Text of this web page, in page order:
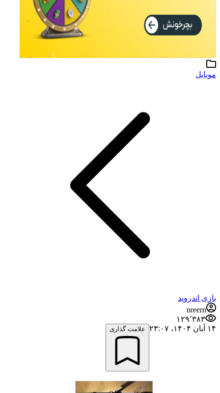
موبایل
بازی اندروید
nreern
۱۲۹٬۳۸۳
۱۴ آبان ۱۴۰۴،‏ ۲۳:۰۷
علامت گذاری